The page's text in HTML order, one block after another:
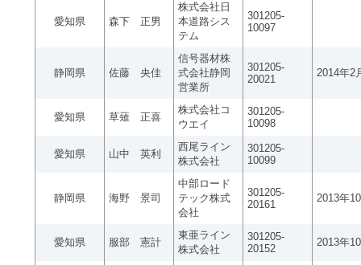
愛知県 森下 正男
株式会社日
本道路シス
テム
301205-
10097
静岡県 佐藤 央佳
信号器材株
式会社静岡
営業所
301205-
20021
2014年2
愛知県 草薙 正喜
株式会社コ
ウエイ
301205-
10098
愛知県 山中 英利
西尾ライン
株式会社
301205-
10099
静岡県 海野 景司
中部ロード
テック株式
会社
301205-
20161
2013年
愛知県 服部 憲計
東亜ライン
株式会社
301205-
20152
2013年